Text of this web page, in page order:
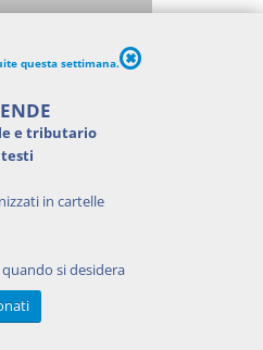
questa settimana.
e tributario
in cartelle
quando si desidera